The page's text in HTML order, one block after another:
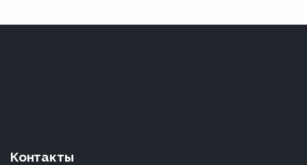
Контакты